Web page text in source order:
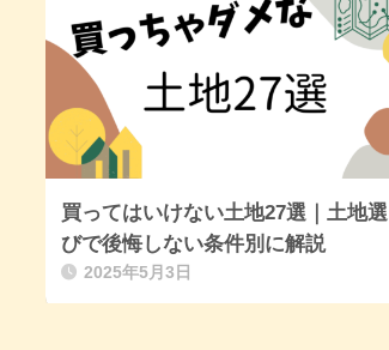
買ってはいけない土地27選｜土地選
びで後悔しない条件別に解説
2025年5月3日